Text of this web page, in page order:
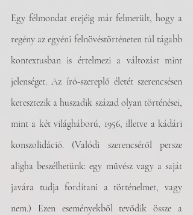
Egy félmondat erejéig már felmerült, hogy a
regény az egyéni felnövéstörténeten túl tágabb
kontextusban is értelmezi a változást mint
jelenséget. Az író-szereplő életét szerencsésen
keresztezik a huszadik század olyan történései,
mint a két világháború, 1956, illetve a kádári
konszolidáció. (Valódi szerencséről persze
aligha beszélhetünk: egy művész vagy a saját
javára tudja fordítani a történelmet, vagy
nem.) Ezen eseményekből tevődik össze a